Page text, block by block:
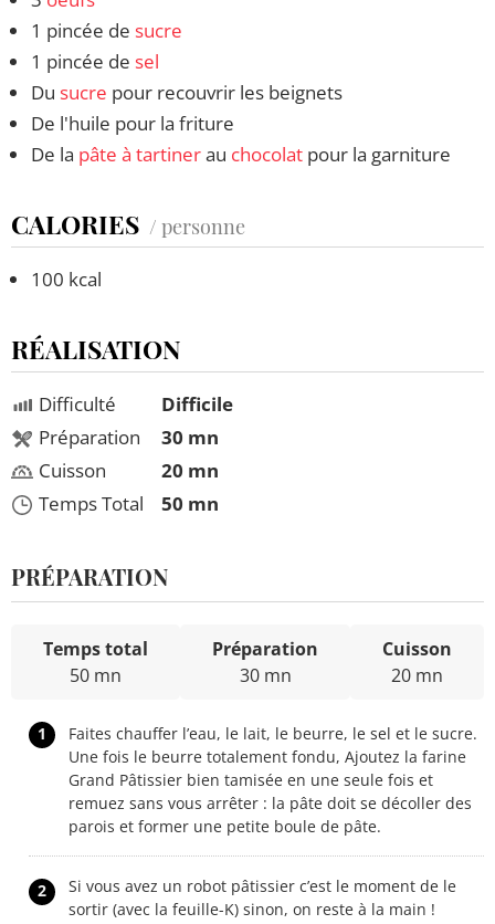
1 pincée de sucre
1 pincée de sel
Du sucre pour recouvrir les beignets
De l'huile pour la friture
De la pâte à tartinerau chocolat pour la garniture
CALORIES / personne
100 kcal
RÉALISATION
Difficulté
Préparation
Cuisson
Temps Total
Difficile
30 mn
20 mn
50 mn
PRÉPARATION
Temps total
50 mn
Préparation
30 mn
Cuisson
20 mn
1
Faites chauffer l’eau, le lait, le beurre, le sel et le sucre.
Une fois le beurre totalement fondu, Ajoutez la farine
Grand Pâtissier bien tamisée en une seule fois et
remuez sans vous arrêter : la pâte doit se décoller des
parois et former une petite boule de pâte.
2
Si vous avez un robot pâtissier c’est le moment de le
sortir (avec la feuille-K) sinon, on reste à la main !